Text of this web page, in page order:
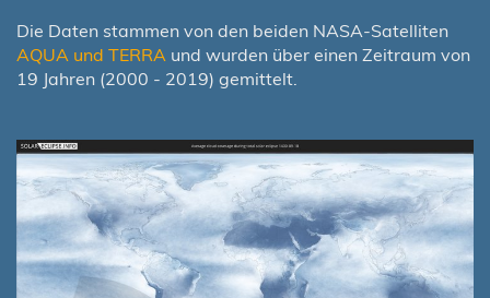
Die Daten stammen von den beiden NASA-Satelliten
AQUA und TERRA und wurden über einen Zeitraum von
19 Jahren (2000 - 2019) gemittelt.